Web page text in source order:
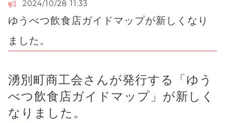
2024/10/28 11:33
ゆうべつ飲食店ガイドマップが新しくなり
ました。
湧別町商工会さんが発行する「ゆう
べつ飲食店ガイドマップ」が新しく
なりました。